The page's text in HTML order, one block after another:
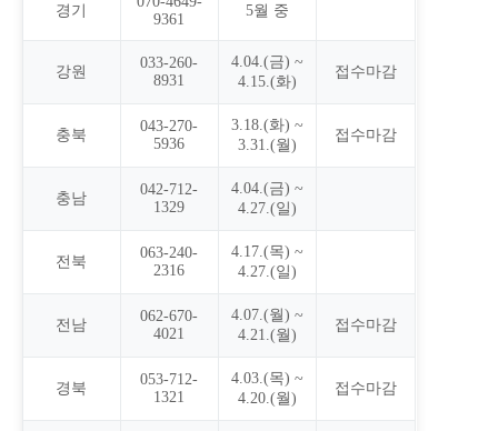
경기
9361
5월 중
강원
033-260-
8931
4.04.(금) ~
4.15.(화)
접수마감
충북
043-270-
5936
3.18.(화) ~
3.31.(월)
접수마감
충남
042-712-
1329
4.04.(금) ~
4.27.(일)
전북
063-240-
2316
4.17.(목) ~
4.27.(일)
전남
062-670-
4021
4.07.(월) ~
4.21.(월)
접수마감
경북
053-712-
1321
4.03.(목) ~
4.20.(월)
접수마감